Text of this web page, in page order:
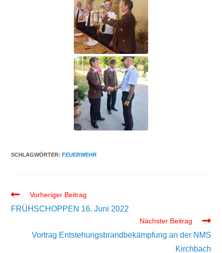
SCHLAGWÖRTER:FEUERWEHR
Vorheriger Beitrag
FRÜHSCHOPPEN 16. Juni 2022
Nächster Beitrag
Vortrag Entstehungsbrandbekämpfung an der NMS
Kirchbach